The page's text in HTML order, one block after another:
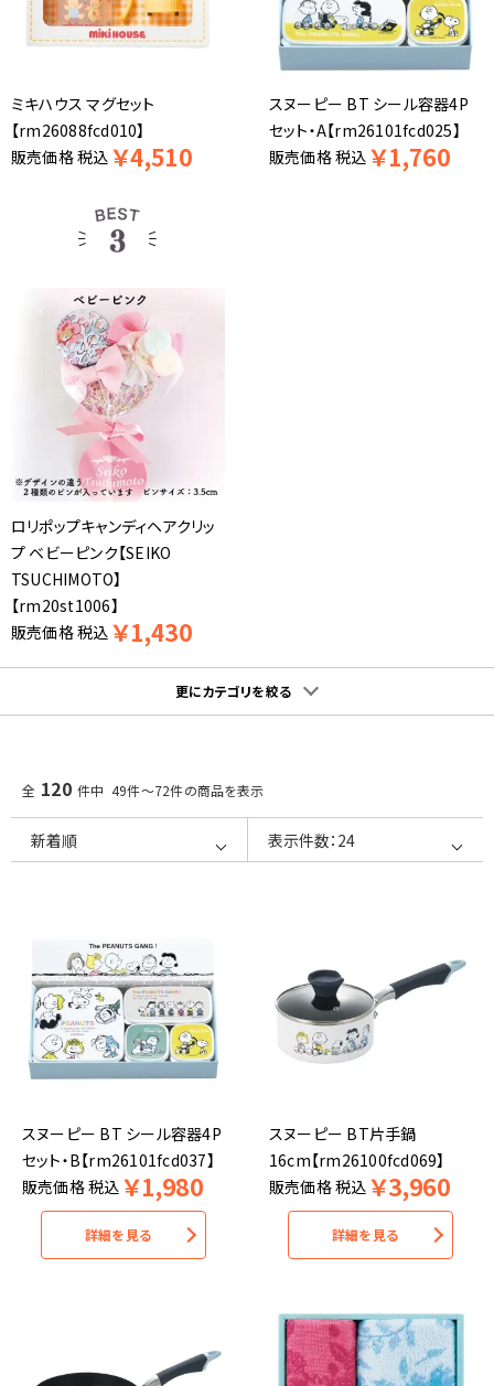
ミキハウス マグセット
【rm26088fcd010】
販売価格税込 ￥4,510
スヌーピー BT シール容器4P
セット・A【rm26101fcd025】
販売価格税込 ￥1,760
ロリポップキャンディヘアクリッ
プ ベビーピンク【SEIKO
TSUCHIMOTO】
【rm20st1006】
販売価格税込 ￥1,430
更にカテゴリを絞る
全 120 件中 49件～72件の商品を表示
スヌーピー BT シール容器4P
セット・B【rm26101fcd037】
販売価格税込 ￥1,980
詳細を見る
スヌーピー BT片手鍋
16cm【rm26100fcd069】
販売価格税込 ￥3,960
詳細を見る